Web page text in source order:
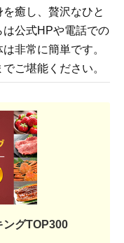
癒し、贅沢なひと
は公式HPや電話での
非常に簡単です。
ご堪能ください。
ングTOP300